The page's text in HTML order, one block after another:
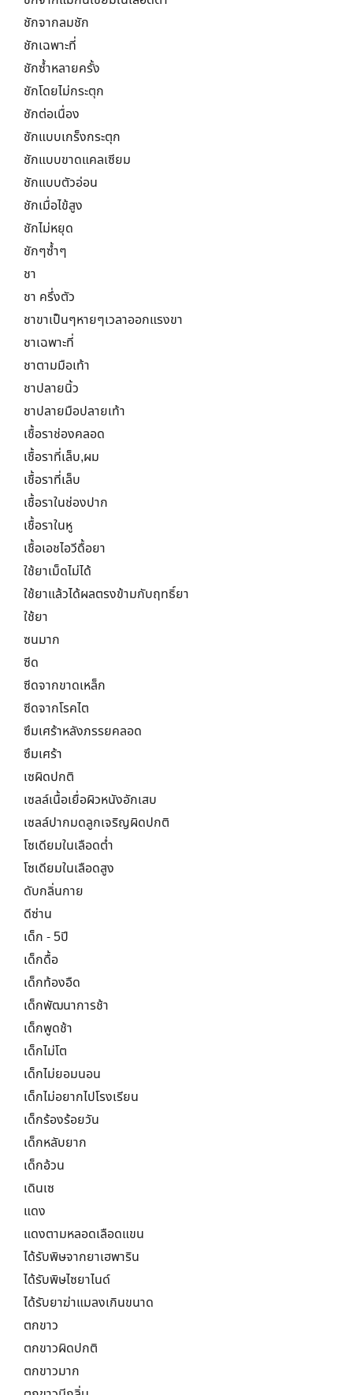
ชักจากลมชัก
ชักเฉพาะที่
ชักซ้ำหลายครั้ง
ชักโดยไม่กระตุก
ชักต่อเนื่อง
ชักแบบเกร็งกระตุก
ชักแบบขาดแคลเซียม
ชักแบบตัวอ่อน
ชักเมื่อไข้สูง
ชักไม่หยุด
ชักๆซ้ำๆ
ชา
ชา ครึ่งตัว
ชาขาเป็นๆหายๆเวลาออกแรงขา
ชาเฉพาะที่
ชาตามมือเท้า
ชาปลายนิ้ว
ชาปลายมือปลายเท้า
เชื้อราช่องคลอด
เชื้อราที่เล็บ,ผม
เชื้อราที่เล็บ
เชื้อราในช่องปาก
เชื้อราในหู
เชื้อเอชไอวีดื้อยา
ใช้ยาเม็ดไม่ได้
ใช้ยาแล้วได้ผลตรงข้ามกับฤทธิ์ยา
ใช้ยา
ซนมาก
ซีด
ซีดจากขาดเหล็ก
ซีดจากโรคไต
ซึมเศร้าหลังภรรยคลอด
ซึมเศร้า
เซผิดปกติ
เซลล์เนื้อเยื่อผิวหนังอักเสบ
เซลล์ปากมดลูกเจริญผิดปกติ
โซเดียมในเลือดต่ำ
โซเดียมในเลือดสูง
ดับกลิ่นกาย
ดีซ่าน
เด็ก - 5ปี
เด็กดื้อ
เด็กท้องอืด
เด็กพัฒนาการช้า
เด็กพูดช้า
เด็กไม่โต
เด็กไม่ยอมนอน
เด็กไม่อยากไปโรงเรียน
เด็กร้องร้อยวัน
เด็กหลับยาก
เด็กอ้วน
เดินเซ
แดง
แดงตามหลอดเลือดแขน
ได้รับพิษจากยาเฮพาริน
ได้รับพิษไซยาไนด์
ได้รับยาฆ่าแมลงเกินขนาด
ตกขาว
ตกขาวผิดปกติ
ตกขาวมาก